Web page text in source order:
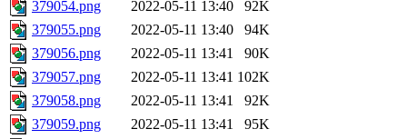
379054.png
2022-05-11 13:40
92K
379055.png
2022-05-11 13:40
94K
379056.png
2022-05-11 13:41
90K
379057.png
2022-05-11 13:41 102K
379058.png
2022-05-11 13:41
92K
379059.png
2022-05-11 13:41
95K